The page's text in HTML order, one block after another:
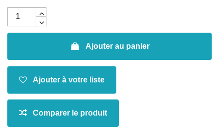
Ajouter au panier